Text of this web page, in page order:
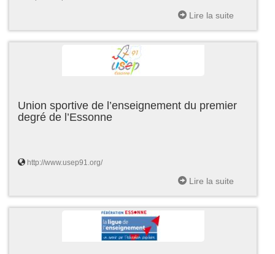
Lire la suite
Union sportive de l’enseignement du premier
degré de l’Essonne
http://www.usep91.org/
Lire la suite